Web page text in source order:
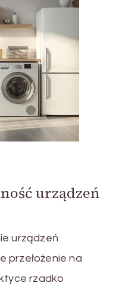
urządzeń
urządzeń
przełożenie na
rzadko